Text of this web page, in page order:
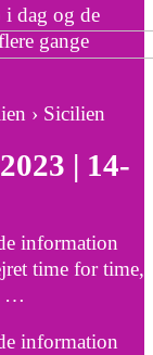
i dag og de
gange
› Sicilien
| 14-
information
time for time,
…
information